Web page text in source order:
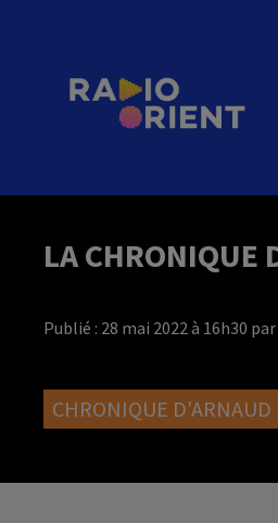
LA CHRONIQUE
Publié : 28 mai 2022 à 16h30
CHRONIQUE